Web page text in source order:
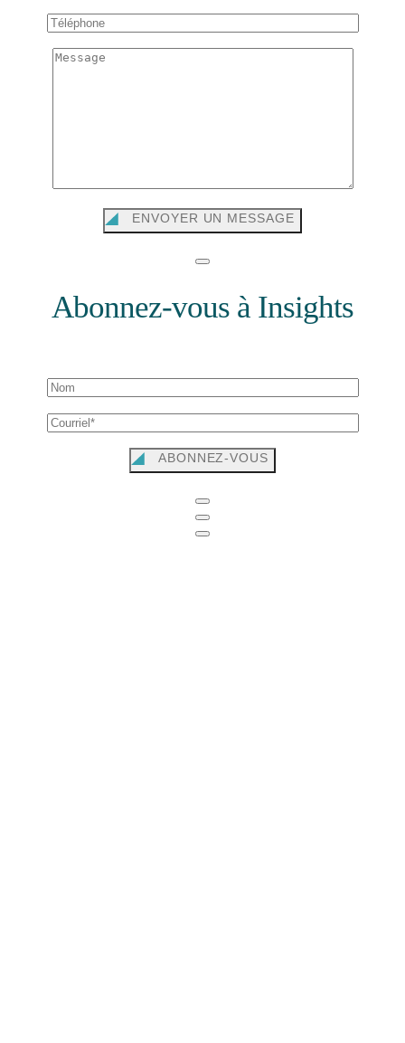
ENVOYER UN MESSAGE
Abonnez-vous à Insights
ABONNEZ-VOUS